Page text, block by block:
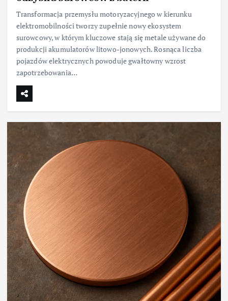
Transformacja przemysłu motoryzacyjnego w kierunku
elektromobilności tworzy zupełnie nowy ekosystem
surowcowy, w którym kluczowe stają się metale używane do
produkcji akumulatorów litowo-jonowych. Rosnąca liczba
pojazdów elektrycznych powoduje gwałtowny wzrost
zapotrzebowania…